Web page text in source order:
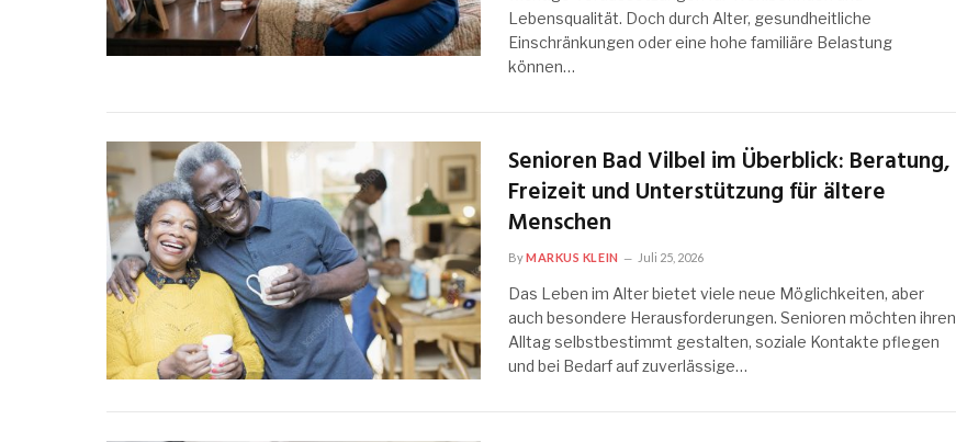
Lebensqualität. Doch durch Alter, gesundheitliche
Einschränkungen oder eine hohe familiäre Belastung
können…
Senioren Bad Vilbel im Überblick: Beratung,
Freizeit und Unterstützung für ältere
Menschen
ByMARKUS KLEIN Juli 25, 2026
Das Leben im Alter bietet viele neue Möglichkeiten, aber
auch besondere Herausforderungen. Senioren möchten ihren
Alltag selbstbestimmt gestalten, soziale Kontakte pflegen
und bei Bedarf auf zuverlässige…